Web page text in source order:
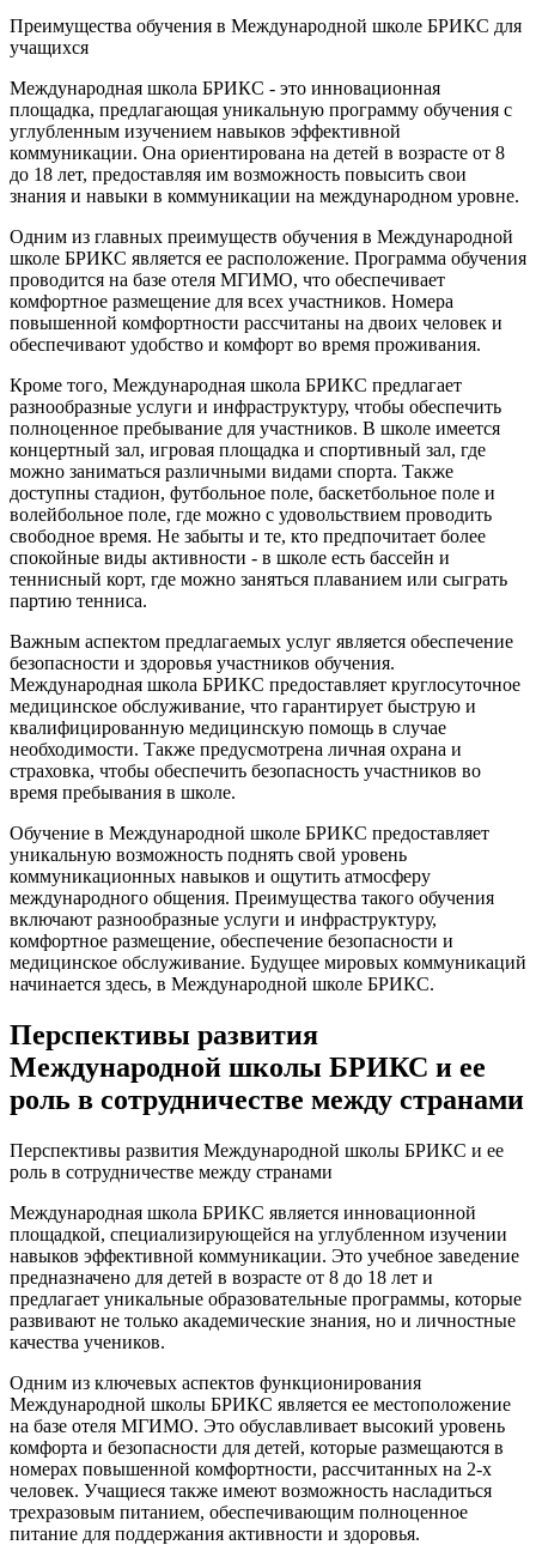
Преимущества обучения в Международной школе БРИКС для
учащихся
Международная школа БРИКС - это инновационная
площадка, предлагающая уникальную программу обучения с
углубленным изучением навыков эффективной
коммуникации. Она ориентирована на детей в возрасте от 8
до 18 лет, предоставляя им возможность повысить свои
знания и навыки в коммуникации на международном уровне.
Одним из главных преимуществ обучения в Международной
школе БРИКС является ее расположение. Программа обучения
проводится на базе отеля МГИМО, что обеспечивает
комфортное размещение для всех участников. Номера
повышенной комфортности рассчитаны на двоих человек и
обеспечивают удобство и комфорт во время проживания.
Кроме того, Международная школа БРИКС предлагает
разнообразные услуги и инфраструктуру, чтобы обеспечить
полноценное пребывание для участников. В школе имеется
концертный зал, игровая площадка и спортивный зал, где
можно заниматься различными видами спорта. Также
доступны стадион, футбольное поле, баскетбольное поле и
волейбольное поле, где можно с удовольствием проводить
свободное время. Не забыты и те, кто предпочитает более
спокойные виды активности - в школе есть бассейн и
теннисный корт, где можно заняться плаванием или сыграть
партию тенниса.
Важным аспектом предлагаемых услуг является обеспечение
безопасности и здоровья участников обучения.
Международная школа БРИКС предоставляет круглосуточное
медицинское обслуживание, что гарантирует быструю и
квалифицированную медицинскую помощь в случае
необходимости. Также предусмотрена личная охрана и
страховка, чтобы обеспечить безопасность участников во
время пребывания в школе.
Обучение в Международной школе БРИКС предоставляет
уникальную возможность поднять свой уровень
коммуникационных навыков и ощутить атмосферу
международного общения. Преимущества такого обучения
включают разнообразные услуги и инфраструктуру,
комфортное размещение, обеспечение безопасности и
медицинское обслуживание. Будущее мировых коммуникаций
начинается здесь, в Международной школе БРИКС.
Перспективы развития
Международной школы БРИКС и ее
роль в сотрудничестве между странами
Перспективы развития Международной школы БРИКС и ее
роль в сотрудничестве между странами
Международная школа БРИКС является инновационной
площадкой, специализирующейся на углубленном изучении
навыков эффективной коммуникации. Это учебное заведение
предназначено для детей в возрасте от 8 до 18 лет и
предлагает уникальные образовательные программы, которые
развивают не только академические знания, но и личностные
качества учеников.
Одним из ключевых аспектов функционирования
Международной школы БРИКС является ее местоположение
на базе отеля МГИМО. Это обуславливает высокий уровень
комфорта и безопасности для детей, которые размещаются в
номерах повышенной комфортности, рассчитанных на 2-х
человек. Учащиеся также имеют возможность насладиться
трехразовым питанием, обеспечивающим полноценное
питание для поддержания активности и здоровья.